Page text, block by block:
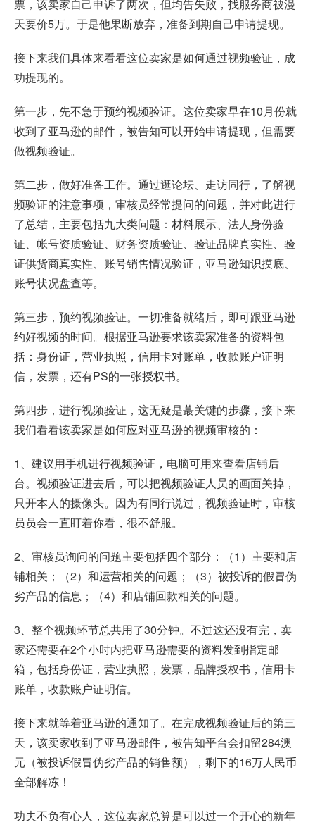
票，该卖家自己申诉了两次，但均告失败，找服务商被漫
天要价5万。于是他果断放弃，准备到期自己申请提现。
接下来我们具体来看看这位卖家是如何通过视频验证，成
功提现的。
第一步，先不急于预约视频验证。这位卖家早在10月份就
收到了亚马逊的邮件，被告知可以开始申请提现，但需要
做视频验证。
第二步，做好准备工作。通过逛论坛、走访同行，了解视
频验证的注意事项，审核员经常提问的问题，并对此进行
了总结，主要包括九大类问题：材料展示、法人身份验
证、帐号资质验证、财务资质验证、验证品牌真实性、验
证供货商真实性、账号销售情况验证，亚马逊知识摸底、
账号状况盘查等。
第三步，预约视频验证。一切准备就绪后，即可跟亚马逊
约好视频的时间。根据亚马逊要求该卖家准备的资料包
括：身份证，营业执照，信用卡对账单，收款账户证明
信，发票，还有PS的一张授权书。
第四步，进行视频验证，这无疑是蕞关键的步骤，接下来
我们看看该卖家是如何应对亚马逊的视频审核的：
1、建议用手机进行视频验证，电脑可用来查看店铺后
台。视频验证进去后，可以把视频验证人员的画面关掉，
只开本人的摄像头。因为有同行说过，视频验证时，审核
员员会一直盯着你看，很不舒服。
2、审核员询问的问题主要包括四个部分：（1）主要和店
铺相关；（2）和运营相关的问题；（3）被投诉的假冒伪
劣产品的信息；（4）和店铺回款相关的问题。
3、整个视频环节总共用了30分钟。不过这还没有完，卖
家还需要在2个小时内把亚马逊需要的资料发到指定邮
箱，包括身份证，营业执照，发票，品牌授权书，信用卡
账单，收款账户证明信。
接下来就等着亚马逊的通知了。在完成视频验证后的第三
天，该卖家收到了亚马逊邮件，被告知平台会扣留284澳
元（被投诉假冒伪劣产品的销售额），剩下的16万人民币
全部解冻！
功夫不负有心人，这位卖家总算是可以过一个开心的新年